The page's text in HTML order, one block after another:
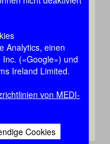
Analytics, einen
(«Google») und
Ireland Limited.
von MEDI-
Cookies